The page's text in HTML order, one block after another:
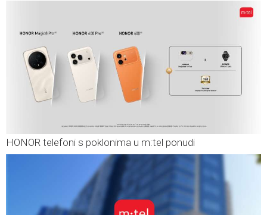
HONOR telefoni s poklonima u m:tel ponudi